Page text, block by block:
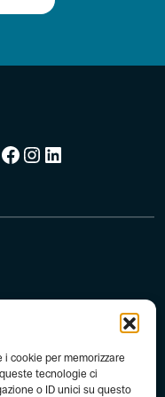
cookie per memorizzare
tecnologie ci
o ID unici su questo
Facebook
Instagram
LinkedIn